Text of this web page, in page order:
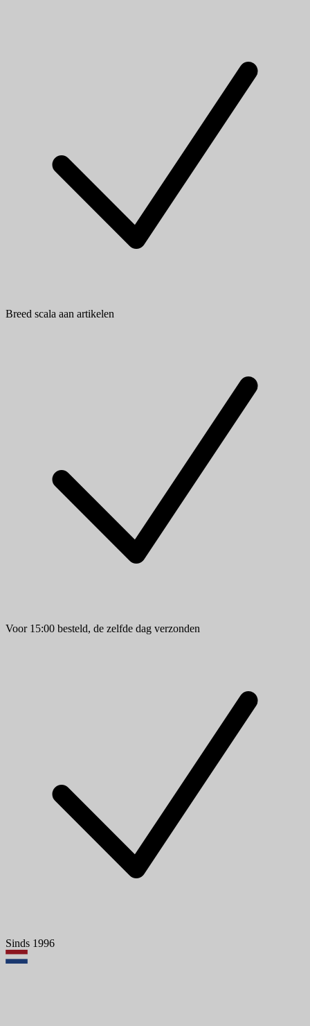
Breed scala aan artikelen
Voor 15:00 besteld, de zelfde dag verzonden
Sinds 1996